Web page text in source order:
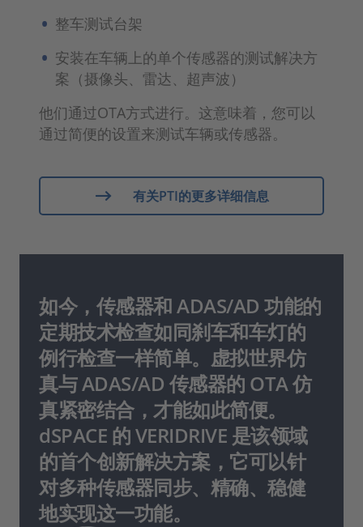
整车测试台架
安装在车辆上的单个传感器的测试解决方
案（摄像头、雷达、超声波）
他们通过OTA方式进行。这意味着，您可以
通过简便的设置来测试车辆或传感器。
有关PTI的更多详细信息
如今，传感器和 ADAS/AD 功能的
定期技术检查如同刹车和车灯的
例行检查一样简单。虚拟世界仿
真与 ADAS/AD 传感器的 OTA 仿
真紧密结合，才能如此简便。
dSPACE 的 VERIDRIVE 是该领域
的首个创新解决方案，它可以针
对多种传感器同步、精确、稳健
地实现这一功能。